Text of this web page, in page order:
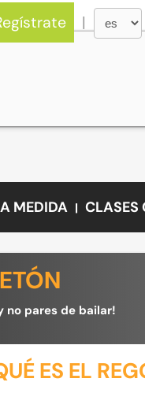
MEDIDA CLASES
no pares de bailar!
ES EL